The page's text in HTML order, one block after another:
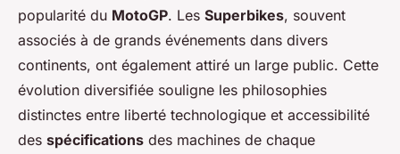
popularité du MotoGP. Les Superbikes, souvent
associés à de grands événements dans divers
continents, ont également attiré un large public. Cette
évolution diversifiée souligne les philosophies
distinctes entre liberté technologique et accessibilité
des spécifications des machines de chaque